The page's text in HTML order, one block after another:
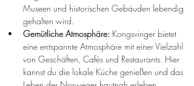
Museen und historischen Gebäuden lebendig
gehalten wird.
Gemütliche Atmosphäre: Kongsvinger bietet
eine entspannte Atmosphäre mit einer Vielzahl
von Geschäften, Cafés und Restaurants. Hier
kannst du die lokale Küche genießen und das